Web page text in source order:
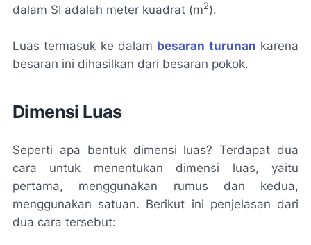
dalam SI adalah meter kuadrat (m2).
Luas termasuk ke dalam besaran turunan karena
besaran ini dihasilkan dari besaran pokok.
Dimensi Luas
Seperti apa bentuk dimensi luas? Terdapat dua
cara untuk menentukan dimensi luas, yaitu
pertama, menggunakan rumus dan kedua,
menggunakan satuan. Berikut ini penjelasan dari
dua cara tersebut: